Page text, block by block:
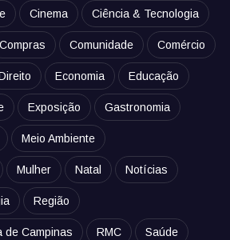
Cinema Ciência & Tecnologia
Compras Comunidade Comércio
Economia Educação
Exposição Gastronomia
Meio Ambiente
Mulher Natal Notícias
Região
de Campinas RMC Saúde